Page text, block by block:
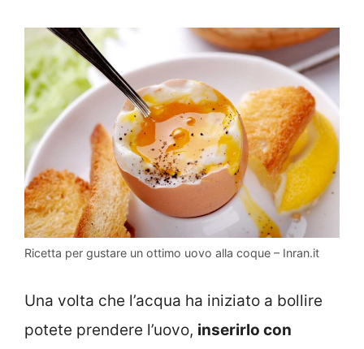
Ricetta per gustare un ottimo uovo alla coque – Inran.it
Una volta che l’acqua ha iniziato a bollire
potete prendere l’uovo, inserirlo con